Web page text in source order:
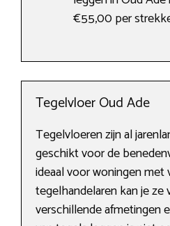
€55,00 per
Tegelvloer Oud Ade
Tegelvloeren zijn al
geschikt voor de
ideaal voor woningen met
tegelhandelaren kan je ze
verschillende afmetingen